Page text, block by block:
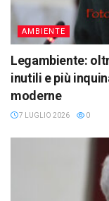
AMBIENTE
Legambiente:
inutili e più
moderne
7 LUGLIO 2026 0